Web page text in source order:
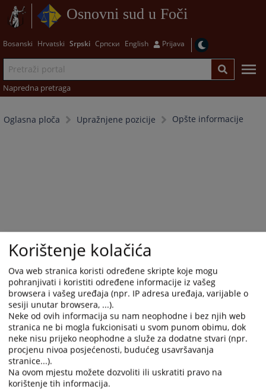
Osnovni sud u Foči
Bosanski Hrvatski Srpski Српски English Prijava
Napredna pretraga
Oglasna ploča Upražnjene pozicije Opšte informacije
Trenutno nema vijesti
Korištenje kolačića
Ova web stranica koristi određene skripte koje mogu
pohranjivati i koristiti određene informacije iz vašeg
browsera i vašeg uređaja (npr. IP adresa uređaja, varijable o
sesiji unutar browsera, ...).
Neke od ovih informacija su nam neophodne i bez njih web
stranica ne bi mogla fukcionisati u svom punom obimu, dok
neke nisu prijeko neophodne a služe za dodatne stvari (npr.
procjenu nivoa posjećenosti, budućeg usavršavanja
stranice...).
Na ovom mjestu možete dozvoliti ili uskratiti pravo na
korištenje tih informacija.